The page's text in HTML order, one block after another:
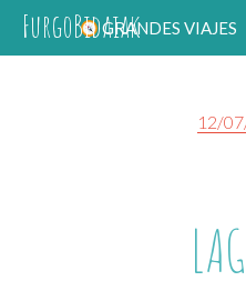
FurgoBidaiakGRANDES VIAJES
12/